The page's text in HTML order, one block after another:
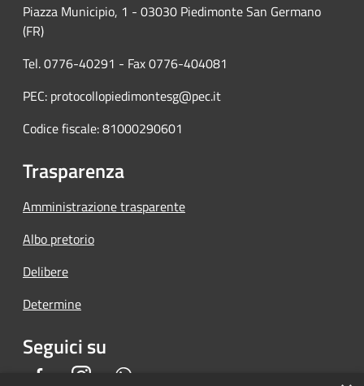
Piazza Municipio, 1 - 03030 Piedimonte San Germano
(FR)
Tel. 0776-40291 - Fax 0776-404081
PEC: protocollopiedimontesg@pec.it
Codice fiscale: 81000290601
Trasparenza
Amministrazione trasparente
Albo pretorio
Delibere
Determine
Seguici su
FacebookInstagram